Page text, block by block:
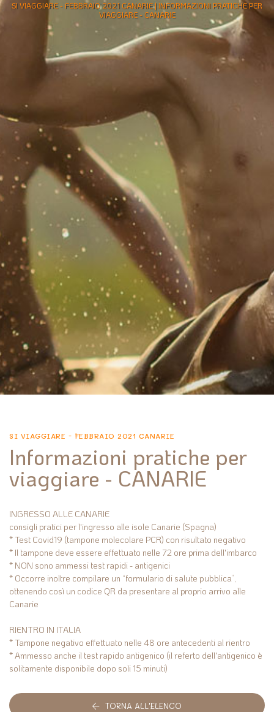
SI VIAGGIARE - FEBBRAIO 2021 CANARIE | INFORMAZIONI PRATICHE PER
VIAGGIARE - CANARIE
SI VIAGGIARE - FEBBRAIO 2021 CANARIE
Informazioni pratiche per
viaggiare - CANARIE
INGRESSO ALLE CANARIE
consigli pratici per l'ingresso alle isole Canarie (Spagna)
* Test Covid19 (tampone molecolare PCR) con risultato negativo
* Il tampone deve essere effettuato nelle 72 ore prima dell'imbarco
* NON sono ammessi test rapidi - antigenici
* Occorre inoltre compilare un “formulario di salute pubblica”,
ottenendo così un codice QR da presentare al proprio arrivo alle
Canarie
RIENTRO IN ITALIA
* Tampone negativo effettuato nelle 48 ore antecedenti al rientro
* Ammesso anche il test rapido antigenico (il referto dell'antigenico è
solitamente disponibile dopo soli 15 minuti)
TORNA ALL'ELENCO